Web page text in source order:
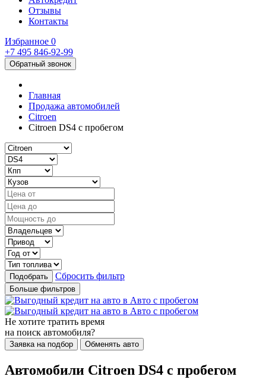
Отзывы
Контакты
Избранное 0
+7 495 846-92-99
Обратный звонок
Главная
Продажа автомобилей
Citroen
Citroen DS4 с пробегом
Подобрать Сбросить фильтр
Больше фильтров
Не хотите тратить время
на поиск автомобиля?
Заявка на подбор Обменять авто
Автомобили Citroen DS4 с пробегом